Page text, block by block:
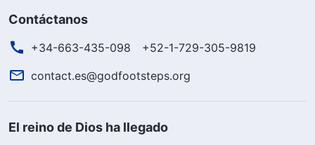
Contáctanos
+34-663-435-098
+52-1-729-305-9819
contact.es@godfootsteps.org
El reino de Dios ha llegado